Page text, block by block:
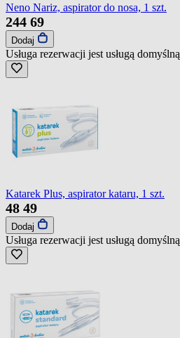
Neno Nariz, aspirator do nosa, 1 szt.
244 69
Dodaj
Usługa rezerwacji jest usługą domyślną
Katarek Plus, aspirator kataru, 1 szt.
48 49
Dodaj
Usługa rezerwacji jest usługą domyślną